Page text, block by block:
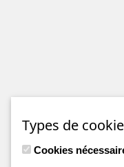
Types de
Cookies